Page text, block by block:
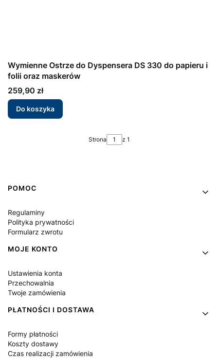
Wymienne Ostrze do Dyspensera DS 330 do papieru i
folii oraz maskerów
Cena
259,90 zł
Do koszyka
Strona z 1
Linki w stopce
POMOC
Regulaminy
Polityka prywatności
Formularz zwrotu
MOJE KONTO
Ustawienia konta
Przechowalnia
Twoje zamówienia
PŁATNOŚCI I DOSTAWA
Formy płatności
Koszty dostawy
Czas realizacji zamówienia